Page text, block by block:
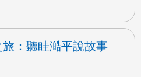
：聽眭澔平說故事